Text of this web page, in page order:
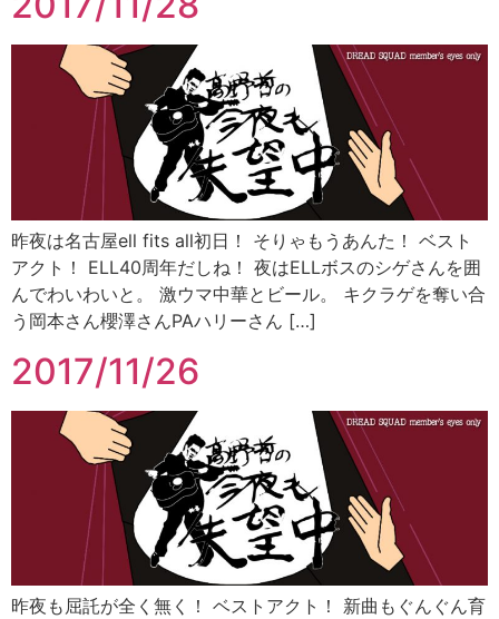
昨夜は名古屋ell fits all初日！ そりゃもうあんた！ ベスト
アクト！ ELL40周年だしね！ 夜はELLボスのシゲさんを囲
んでわいわいと。 激ウマ中華とビール。 キクラゲを奪い合
う岡本さん櫻澤さんPAハリーさん […]
2017/11/26
昨夜も屈託が全く無く！ ベストアクト！ 新曲もぐんぐん育